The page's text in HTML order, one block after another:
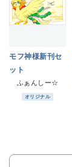
モフ神様新刊セ
ット
ふぁんしー☆
オリジナル